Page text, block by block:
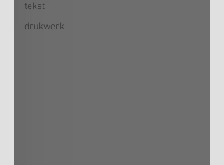
tekst
drukwerk